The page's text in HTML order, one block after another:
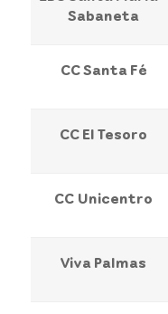
Sabaneta
CC Santa Fé
CC El Tesoro
CC Unicentro
Viva Palmas